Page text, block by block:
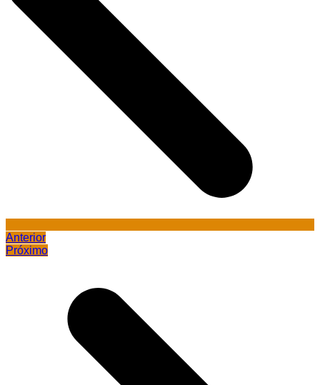
Anterior
Próximo